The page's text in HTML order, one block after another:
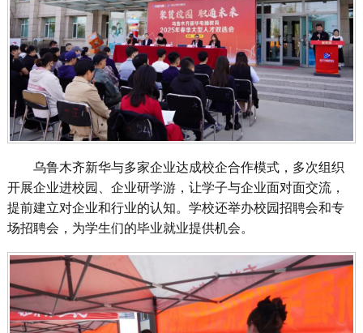
乌鲁木齐新华与多家企业达成校企合作模式，多次组织
开展企业进校园、企业研学游，让学子与企业面对面交流，
提前建立对企业和行业的认知。学校还举办校园招聘会和专
场招聘会，为学生们的毕业就业提供机会。